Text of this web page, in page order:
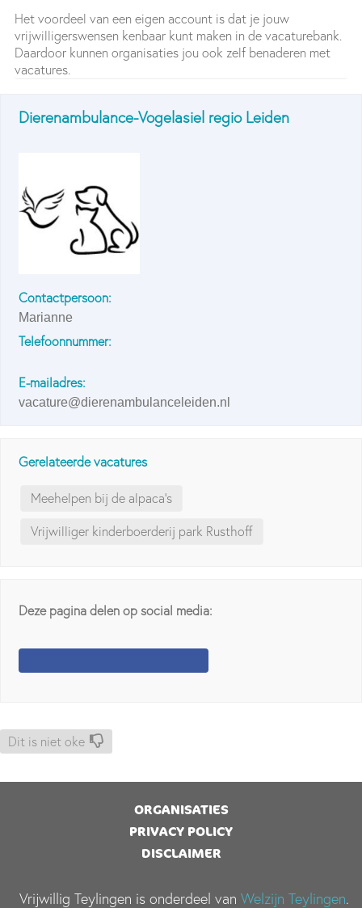
Het voordeel van een eigen account is dat je jouw
vrijwilligerswensen kenbaar kunt maken in de vacaturebank.
Daardoor kunnen organisaties jou ook zelf benaderen met
vacatures.
Dierenambulance-Vogelasiel regio Leiden
Contactpersoon:
Marianne
Telefoonnummer:
E-mailadres:
vacature@dierenambulanceleiden.nl
Gerelateerde vacatures
Meehelpen bij de alpaca's
Vrijwilliger kinderboerderij park Rusthoff
Deze pagina delen op social media:
Dit is niet oke
ORGANISATIES
PRIVACY POLICY
DISCLAIMER
Vrijwillig Teylingen is onderdeel vanWelzijn Teylingen.